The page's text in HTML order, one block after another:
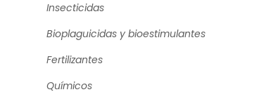
Insecticidas
Bioplaguicidas y bioestimulantes
Fertilizantes
Químicos